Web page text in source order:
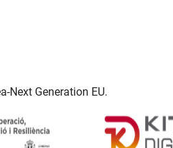
Next Generation EU.